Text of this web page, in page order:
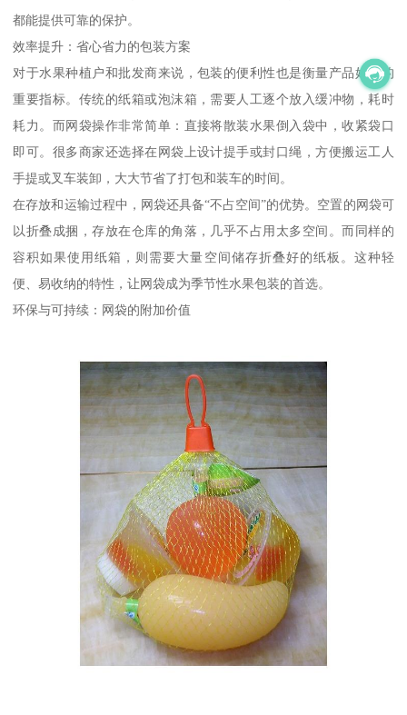
都能提供可靠的保护。
效率提升：省心省力的包装方案
对于水果种植户和批发商来说，包装的便利性也是衡量产品好坏的
重要指标。传统的纸箱或泡沫箱，需要人工逐个放入缓冲物，耗时
耗力。而网袋操作非常简单：直接将散装水果倒入袋中，收紧袋口
即可。很多商家还选择在网袋上设计提手或封口绳，方便搬运工人
手提或叉车装卸，大大节省了打包和装车的时间。
在存放和运输过程中，网袋还具备“不占空间”的优势。空置的网袋可
以折叠成捆，存放在仓库的角落，几乎不占用太多空间。而同样的
容积如果使用纸箱，则需要大量空间储存折叠好的纸板。这种轻
便、易收纳的特性，让网袋成为季节性水果包装的首选。
环保与可持续：网袋的附加价值